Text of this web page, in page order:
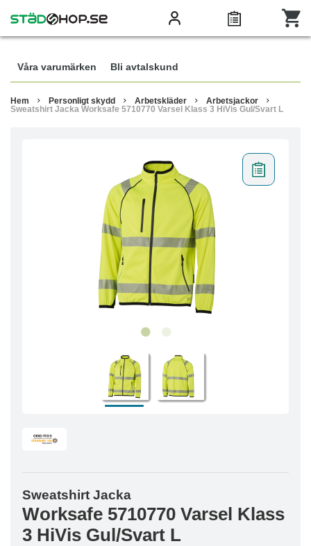
Våra varumärken Bli avtalskund
Hem Personligt skydd Arbetskläder
Arbetsjackor
Sweatshirt Jacka Worksafe 5710770 Varsel Klass 3 HiVis Gul/Svart L
Sweatshirt Jacka
Worksafe 5710770 Varsel Klass
3 HiVis Gul/Svart L